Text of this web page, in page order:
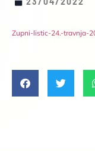
Zupni-listic-24.-travnja-